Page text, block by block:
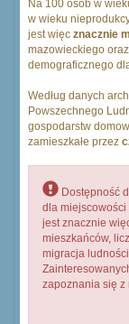
Na 100 osób w
w wieku
jest więc znacznie
mazowieckiego oraz
demograficznego
Według danych
Powszechnego
gospodarstw
zamieszkałe przez
Dostępność
dla miejscowości
jest znacznie
mieszkańców,
migracja
zapoznania się z